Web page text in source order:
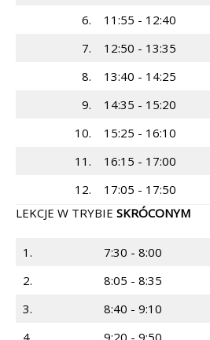
6.
11:55 - 12:40
7.
12:50 - 13:35
8.
13:40 - 14:25
9.
14:35 - 15:20
10.
15:25 - 16:10
11.
16:15 - 17:00
12.
17:05 - 17:50
LEKCJE W TRYBIE SKRÓCONYM
1.
7:30 - 8:00
2.
8:05 - 8:35
3.
8:40 - 9:10
4.
9:20 - 9:50